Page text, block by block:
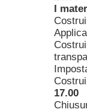
I
17.00